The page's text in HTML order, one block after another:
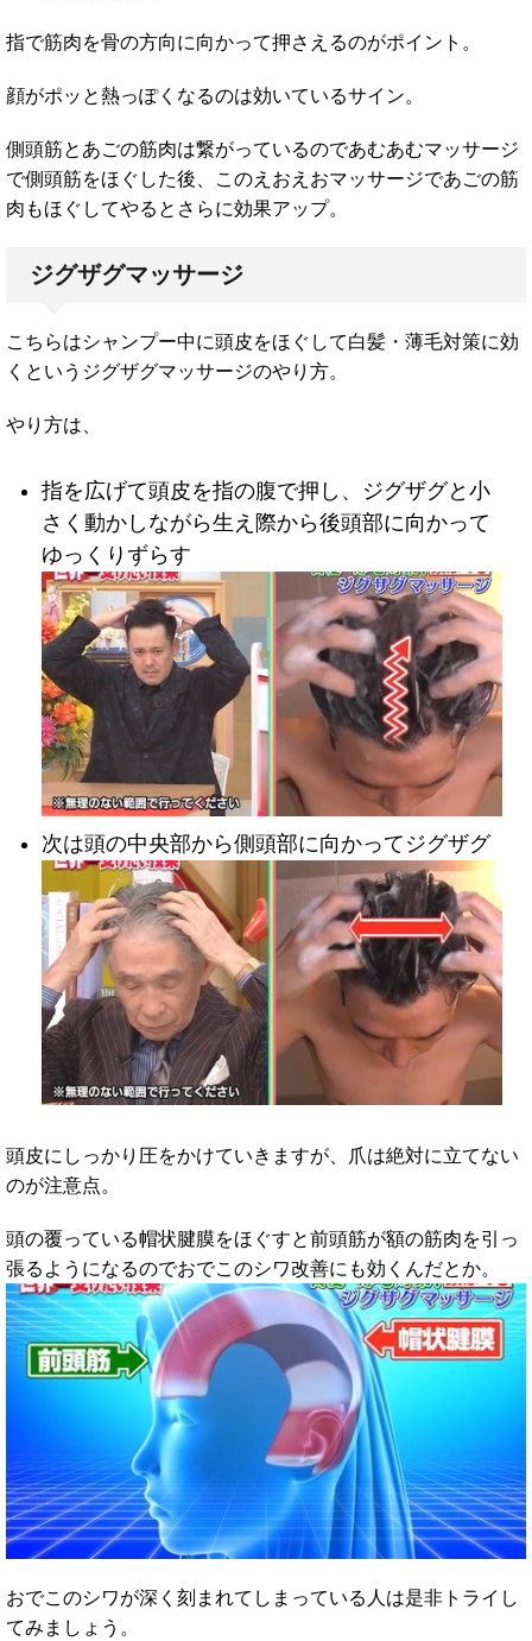
指で筋肉を骨の方向に向かって押さえるのがポイント。
顔がポッと熱っぽくなるのは効いているサイン。
側頭筋とあごの筋肉は繋がっているのであむあむマッサージ
で側頭筋をほぐした後、このえおえおマッサージであごの筋
肉もほぐしてやるとさらに効果アップ。
ジグザグマッサージ
こちらはシャンプー中に頭皮をほぐして白髪・薄毛対策に効
くというジグザグマッサージのやり方。
やり方は、
指を広げて頭皮を指の腹で押し、ジグザグと小
さく動かしながら生え際から後頭部に向かって
ゆっくりずらす
次は頭の中央部から側頭部に向かってジグザグ
頭皮にしっかり圧をかけていきますが、爪は絶対に立てない
のが注意点。
頭の覆っている帽状腱膜をほぐすと前頭筋が額の筋肉を引っ
張るようになるのでおでこのシワ改善にも効くんだとか。
おでこのシワが深く刻まれてしまっている人は是非トライし
てみましょう。